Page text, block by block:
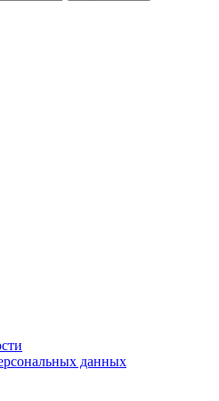
данных